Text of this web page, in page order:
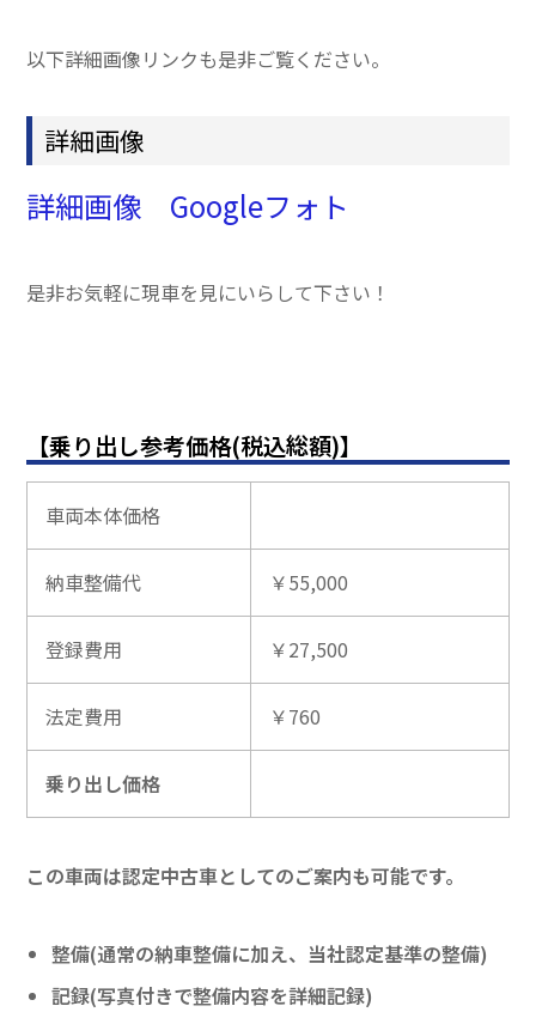
以下詳細画像リンクも是非ご覧ください。
詳細画像
詳細画像 Googleフォト
是非お気軽に現車を見にいらして下さい！
【乗り出し参考価格(税込総額)】
車両本体価格
納車整備代 ￥55,000
登録費用 ￥27,500
法定費用 ￥760
乗り出し価格
この車両は認定中古車としてのご案内も可能です。
整備(通常の納車整備に加え、当社認定基準の整備)
記録(写真付きで整備内容を詳細記録)